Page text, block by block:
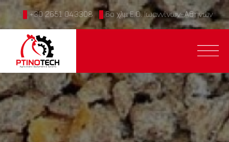
+30 2651 043308 6ο χλμ Ε.Ο. Ιωαννίνων-Αθηνών